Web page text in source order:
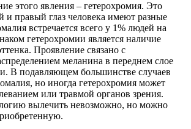
этого явления – гетерохромия. Это
и правый глаз человека имеют разные
встречается всего у 1% людей на
гетерохромии является наличие
Проявление связано с
меланина в переднем слое
В подавляющем большинстве случаев
но иногда гетерохромия может
или травмой органов зрения.
вылечить невозможно, но можно